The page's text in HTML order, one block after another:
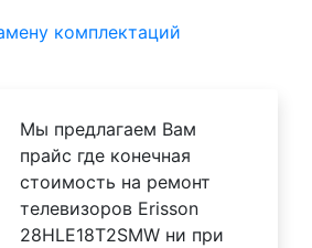
комплектаций
Мы предлагаем Вам
прайс где конечная
стоимость на ремонт
телевизоров Erisson
28HLE18T2SMW ни при